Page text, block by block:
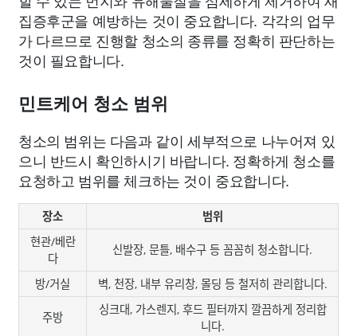
집증후군을 예방하는 것이 중요합니다. 각각의 업무
가 다르므로 진행할 청소의 종류를 정확히 판단하는
것이 필요합니다.
민트케어 청소 범위
청소의 범위는 다음과 같이 세부적으로 나누어져 있
으니 반드시 확인하시기 바랍니다. 정확하게 청소를
요청하고 범위를 체크하는 것이 중요합니다.
장소
범위
현관/베란
다
신발장, 문틀, 배수구 등 꼼꼼히 청소합니다.
방/거실 벽, 천장, 내부 유리창, 몰딩 등 철저히 관리합니다.
주방
싱크대, 가스렌지, 후드 필터까지 깔끔하게 정리합
니다.